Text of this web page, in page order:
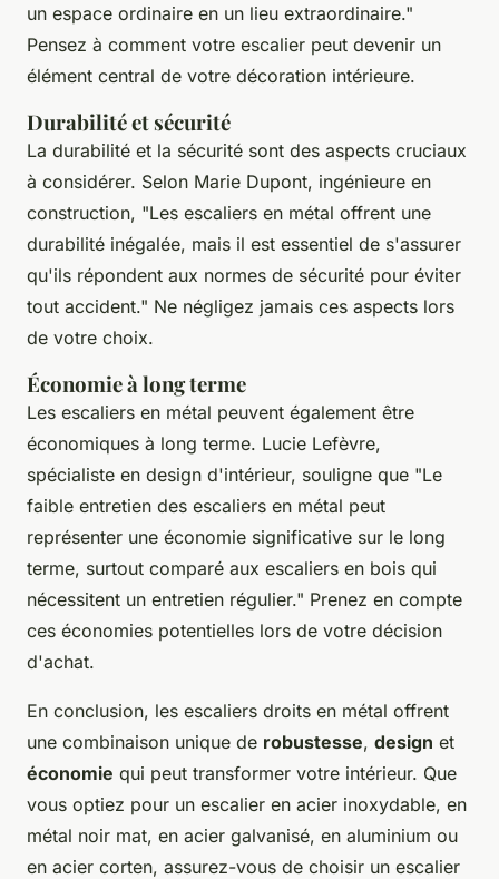
un espace ordinaire en un lieu extraordinaire."
Pensez à comment votre escalier peut devenir un
élément central de votre décoration intérieure.
Durabilité et sécurité
La durabilité et la sécurité sont des aspects cruciaux
à considérer. Selon Marie Dupont, ingénieure en
construction, "Les escaliers en métal offrent une
durabilité inégalée, mais il est essentiel de s'assurer
qu'ils répondent aux normes de sécurité pour éviter
tout accident." Ne négligez jamais ces aspects lors
de votre choix.
Économie à long terme
Les escaliers en métal peuvent également être
économiques à long terme. Lucie Lefèvre,
spécialiste en design d'intérieur, souligne que "Le
faible entretien des escaliers en métal peut
représenter une économie significative sur le long
terme, surtout comparé aux escaliers en bois qui
nécessitent un entretien régulier." Prenez en compte
ces économies potentielles lors de votre décision
d'achat.
En conclusion, les escaliers droits en métal offrent
une combinaison unique de robustesse, design et
économie qui peut transformer votre intérieur. Que
vous optiez pour un escalier en acier inoxydable, en
métal noir mat, en acier galvanisé, en aluminium ou
en acier corten, assurez-vous de choisir un escalier